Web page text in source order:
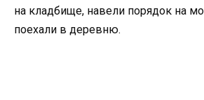
на кладбище, навели порядок на
поехали в деревню.